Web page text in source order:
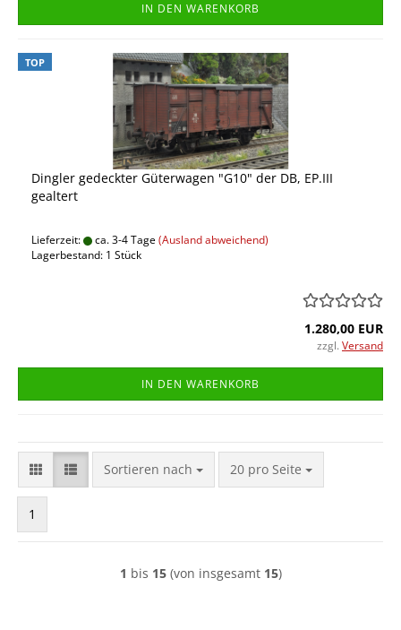
IN DEN WARENKORB
TOP
Dingler gedeckter Güterwagen "G10" der DB, EP.III
gealtert
Lieferzeit: ca. 3-4 Tage(Ausland abweichend)
Lagerbestand: 1 Stück
1.280,00 EUR
zzgl. Versand
IN DEN WARENKORB
Sortieren nach
Sortieren nach 20 pro Seite
pro Seite
1
1 bis 15(von insgesamt 15)